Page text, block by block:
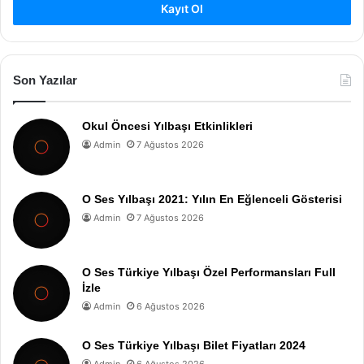
Kayıt Ol
Son Yazılar
Okul Öncesi Yılbaşı Etkinlikleri
Admin 7 Ağustos 2026
O Ses Yılbaşı 2021: Yılın En Eğlenceli Gösterisi
Admin 7 Ağustos 2026
O Ses Türkiye Yılbaşı Özel Performansları Full
İzle
Admin 6 Ağustos 2026
O Ses Türkiye Yılbaşı Bilet Fiyatları 2024